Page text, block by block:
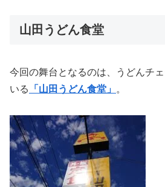
山田うどん食堂
今回の舞台となるのは、うどんチ
いる
「山田うどん食堂」 。